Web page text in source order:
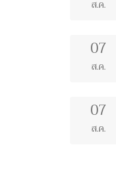
ส.ค.
07
ส.ค.
07
ส.ค.